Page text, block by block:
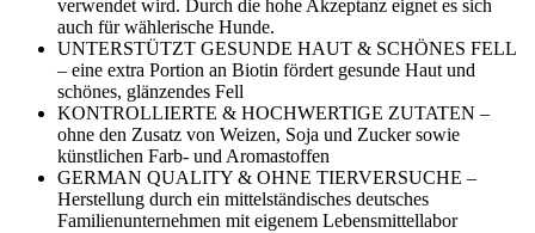
verwendet wird. Durch die hohe Akzeptanz eignet es sich
auch für wählerische Hunde.
UNTERSTÜTZT GESUNDE HAUT & SCHÖNES FELL
– eine extra Portion an Biotin fördert gesunde Haut und
schönes, glänzendes Fell
KONTROLLIERTE & HOCHWERTIGE ZUTATEN –
ohne den Zusatz von Weizen, Soja und Zucker sowie
künstlichen Farb- und Aromastoffen
GERMAN QUALITY & OHNE TIERVERSUCHE –
Herstellung durch ein mittelständisches deutsches
Familienunternehmen mit eigenem Lebensmittellabor